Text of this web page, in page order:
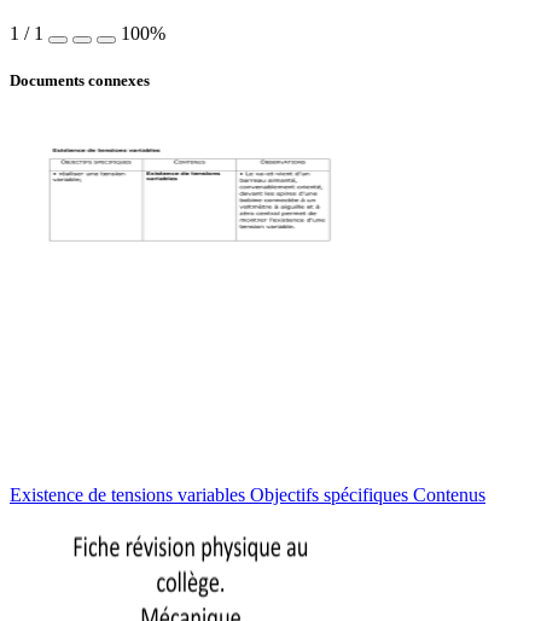
1 / 1 100%
Documents connexes
Existence de tensions variables Objectifs spécifiques Contenus